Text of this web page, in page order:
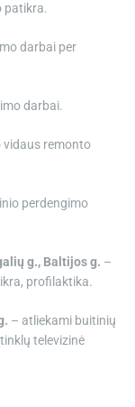
patikra.
darbai per
darbai.
vidaus remonto
perdengimo
g., Baltijos g. –
profilaktika.
– atliekami buitinių
televizinė